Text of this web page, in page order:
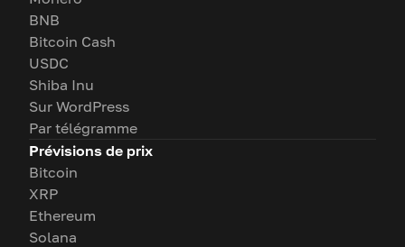
BNB
Bitcoin Cash
USDC
Shiba Inu
Sur WordPress
Par télégramme
Prévisions de prix
Bitcoin
XRP
Ethereum
Solana